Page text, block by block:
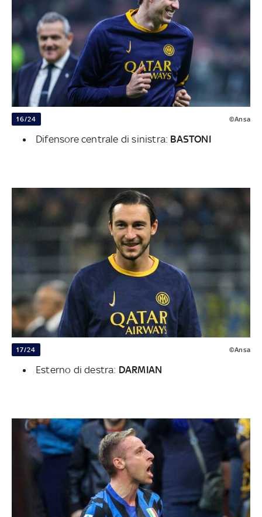
16/24 ©Ansa
Difensore centrale di sinistra: BASTONI
17/24 ©Ansa
Esterno di destra: DARMIAN